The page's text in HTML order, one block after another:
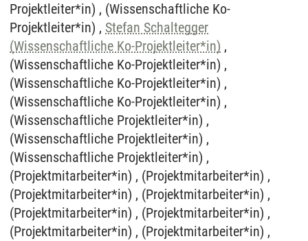
Projektleiter*in) , (Wissenschaftliche Ko-
Projektleiter*in) , Stefan Schaltegger
(Wissenschaftliche Ko-Projektleiter*in) ,
(Wissenschaftliche Ko-Projektleiter*in) ,
(Wissenschaftliche Ko-Projektleiter*in) ,
(Wissenschaftliche Ko-Projektleiter*in) ,
(Wissenschaftliche Projektleiter*in) ,
(Wissenschaftliche Projektleiter*in) ,
(Wissenschaftliche Projektleiter*in) ,
(Projektmitarbeiter*in) , (Projektmitarbeiter*in) ,
(Projektmitarbeiter*in) , (Projektmitarbeiter*in) ,
(Projektmitarbeiter*in) , (Projektmitarbeiter*in) ,
(Projektmitarbeiter*in) , (Projektmitarbeiter*in) ,